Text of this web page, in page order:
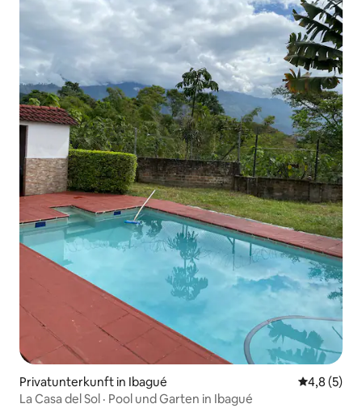
Privatunterkunft in Ibagué
4,8 (5)
La Casa del Sol · Pool und Garten in Ibagué